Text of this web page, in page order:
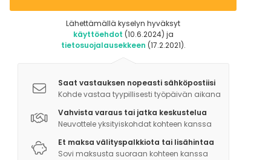
Lähettämällä kyselyn hyväksyt
käyttöehdot (10.6.2024) ja
tietosuojalausekkeen (17.2.2021).
Saat vastauksen nopeasti sähköpostiisi
Kohde vastaa tyypillisesti työpäivän aikana
Vahvista varaus tai jatka keskustelua
Neuvottele yksityiskohdat kohteen kanssa
Et maksa välityspalkkiota tai lisähintaa
Sovi maksusta suoraan kohteen kanssa